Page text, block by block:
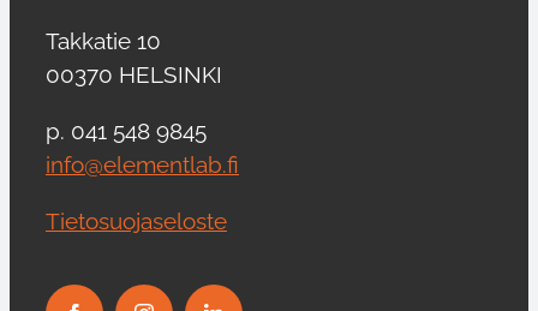
Takkatie 10
00370 HELSINKI
p. 041 548 9845
info@elementlab.fi
Tietosuojaseloste